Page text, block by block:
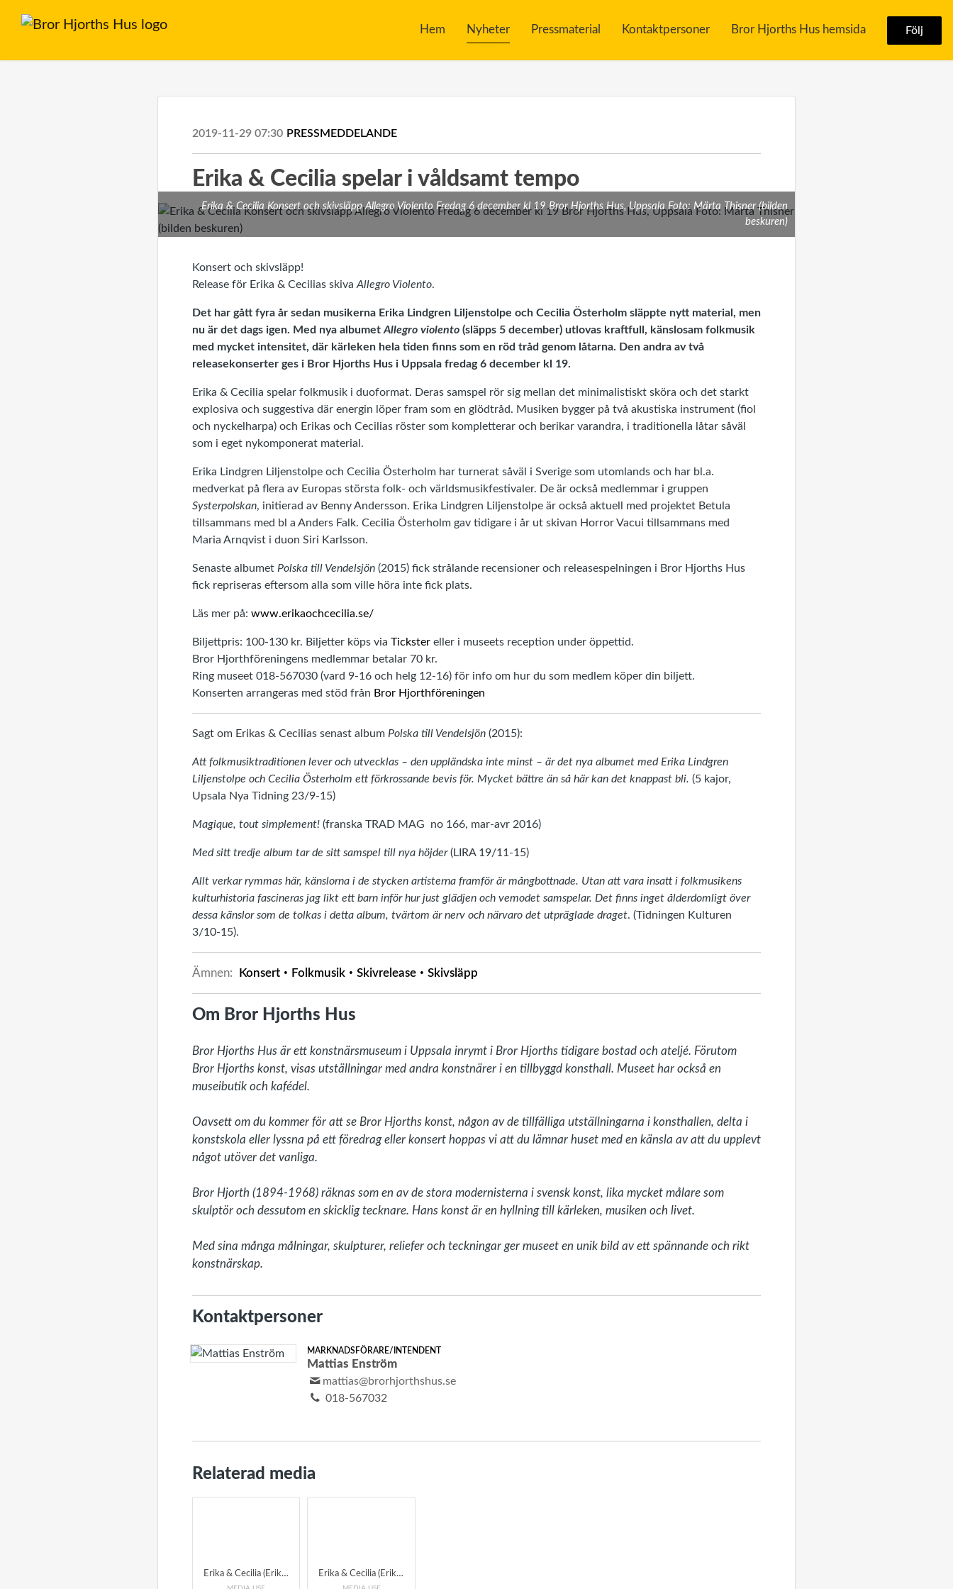
Hem Nyheter Pressmaterial Kontaktpersoner Bror Hjorths Hus hemsida Följ
2019-11-29 07:30 PRESSMEDDELANDE
Erika & Cecilia spelar i våldsamt tempo
Erika & Cecilia Konsert och skivsläpp Allegro Violento Fredag 6 december kl 19 Bror Hjorths Hus, Uppsala Foto: Märta Thisner (bilden
beskuren)
Konsert och skivsläpp!
Release för Erika & Cecilias skiva Allegro Violento.
Det har gått fyra år sedan musikerna Erika Lindgren Liljenstolpe och Cecilia Österholm släppte nytt material, men
nu är det dags igen. Med nya albumet Allegro violento (släpps 5 december) utlovas kraftfull, känslosam folkmusik
med mycket intensitet, där kärleken hela tiden finns som en röd tråd genom låtarna. Den andra av två
releasekonserter ges i Bror Hjorths Hus i Uppsala fredag 6 december kl 19.
Erika & Cecilia spelar folkmusik i duoformat. Deras samspel rör sig mellan det minimalistiskt sköra och det starkt
explosiva och suggestiva där energin löper fram som en glödtråd. Musiken bygger på två akustiska instrument (fiol
och nyckelharpa) och Erikas och Cecilias röster som kompletterar och berikar varandra, i traditionella låtar såväl
som i eget nykomponerat material.
Erika Lindgren Liljenstolpe och Cecilia Österholm har turnerat såväl i Sverige som utomlands och har bl.a.
medverkat på flera av Europas största folk- och världsmusikfestivaler. De är också medlemmar i gruppen
Systerpolskan, initierad av Benny Andersson. Erika Lindgren Liljenstolpe är också aktuell med projektet Betula
tillsammans med bl a Anders Falk. Cecilia Österholm gav tidigare i år ut skivan Horror Vacui tillsammans med
Maria Arnqvist i duon Siri Karlsson.
Senaste albumet Polska till Vendelsjön (2015) fick strålande recensioner och releasespelningen i Bror Hjorths Hus
fick repriseras eftersom alla som ville höra inte fick plats.
Läs mer på: www.erikaochcecilia.se/
Biljettpris: 100-130 kr. Biljetter köps via Tickster eller i museets reception under öppettid.
Bror Hjorthföreningens medlemmar betalar 70 kr.
Ring museet 018-567030 (vard 9-16 och helg 12-16) för info om hur du som medlem köper din biljett.
Konserten arrangeras med stöd från Bror Hjorthföreningen
Sagt om Erikas & Cecilias senast album Polska till Vendelsjön (2015):
Att folkmusiktraditionen lever och utvecklas – den uppländska inte minst – är det nya albumet med Erika Lindgren
Liljenstolpe och Cecilia Österholm ett förkrossande bevis för. Mycket bättre än så här kan det knappast bli. (5 kajor,
Upsala Nya Tidning 23/9-15)
Magique, tout simplement! (franska TRAD MAG no 166, mar-avr 2016)
Med sitt tredje album tar de sitt samspel till nya höjder(LIRA 19/11-15)
Allt verkar rymmas här, känslorna i de stycken artisterna framför är mångbottnade. Utan att vara insatt i folkmusikens
kulturhistoria fascineras jag likt ett barn inför hur just glädjen och vemodet samspelar. Det finns inget ålderdomligt över
dessa känslor som de tolkas i detta album, tvärtom är nerv och närvaro det utpräglade draget. (Tidningen Kulturen
3/10-15).
Ämnen: Konsert Folkmusik Skivrelease Skivsläpp
Om Bror Hjorths Hus
Bror Hjorths Hus är ett konstnärsmuseum i Uppsala inrymt i Bror Hjorths tidigare bostad och ateljé. Förutom
Bror Hjorths konst, visas utställningar med andra konstnärer i en tillbyggd konsthall. Museet har också en
museibutik och kafédel.
Oavsett om du kommer för att se Bror Hjorths konst, någon av de tillfälliga utställningarna i konsthallen, delta i
konstskola eller lyssna på ett föredrag eller konsert hoppas vi att du lämnar huset med en känsla av att du upplevt
något utöver det vanliga.
Bror Hjorth (1894-1968) räknas som en av de stora modernisterna i svensk konst, lika mycket målare som
skulptör och dessutom en skicklig tecknare. Hans konst är en hyllning till kärleken, musiken och livet.
Med sina många målningar, skulpturer, reliefer och teckningar ger museet en unik bild av ett spännande och rikt
Kontaktpersoner
MARKNADSFÖRARE/INTENDENT
Mattias Enström
mattias@brorhjorthshus.se
018-567032
Relaterad media
Erika & Cecilia (Erika Lindgren Liljenstolpe & Cecilia Österholm) Konsert och skivsläpp på Bror Hjorths Hus i Uppsala Fredag 6 december kl 19 Foto: Märta Thisner Erika & Cecilia (Erika Lindgren Liljenstolpe & Cecilia Österholm) Konsert och skivsläpp på Bror Hjorths Hus i Uppsala Fredag 6 december kl 19 Foto: Märta Thisner